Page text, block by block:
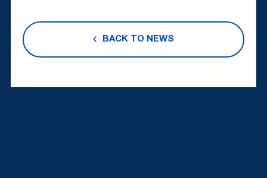
BACK TO NEWS